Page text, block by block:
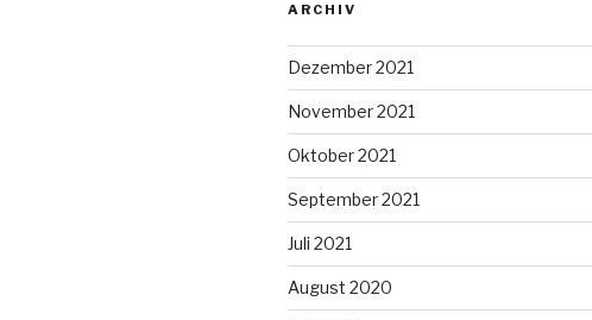
ARCHIV
Dezember 2021
November 2021
Oktober 2021
September 2021
Juli 2021
August 2020